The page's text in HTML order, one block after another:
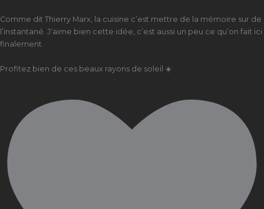
Comme dit Thierry Marx, la cuisine c’est mettre de la mémoire sur de
l’instantané. J’aime bien cette idée, c’est aussi un peu ce qu’on fait ici
finalement.​​​​​​​​
Profitez bien de ces beaux rayons de soleil ☀️